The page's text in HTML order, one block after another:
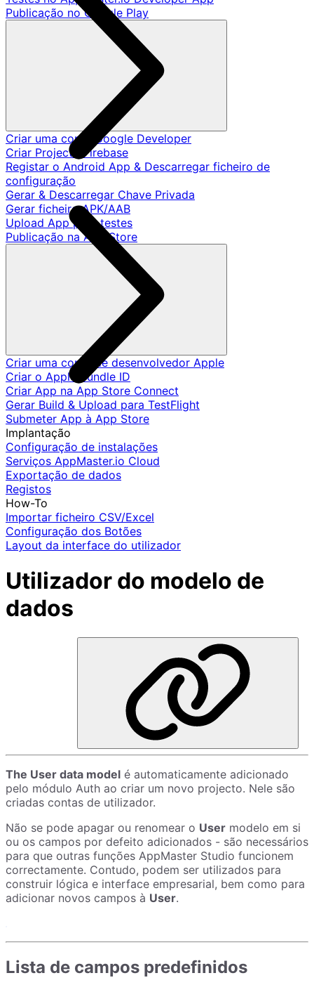
Publicação no Google Play
Criar uma conta Google Developer
Criar Projecto Firebase
Registar o Android App & Descarregar ficheiro de
configuração
Gerar & Descarregar Chave Privada
Gerar ficheiro APK/AAB
Upload App para testes
Publicação na App Store
Criar uma conta de desenvolvedor Apple
Criar o Apple Bundle ID
Criar App na App Store Connect
Gerar Build & Upload para TestFlight
Submeter App à App Store
Implantação
Configuração de instalações
Serviços AppMaster.io Cloud
Exportação de dados
Registos
How-To
Importar ficheiro CSV/Excel
Configuração dos Botões
Layout da interface do utilizador
Utilizador do modelo de
dados
The User data model é automaticamente adicionado
pelo módulo Auth ao criar um novo projecto. Nele são
criadas contas de utilizador.
Não se pode apagar ou renomear o User modelo em si
ou os campos por defeito adicionados - são necessários
para que outras funções AppMaster Studio funcionem
correctamente. Contudo, podem ser utilizados para
construir lógica e interface empresarial, bem como para
adicionar novos campos à User.
Lista de campos predefinidos